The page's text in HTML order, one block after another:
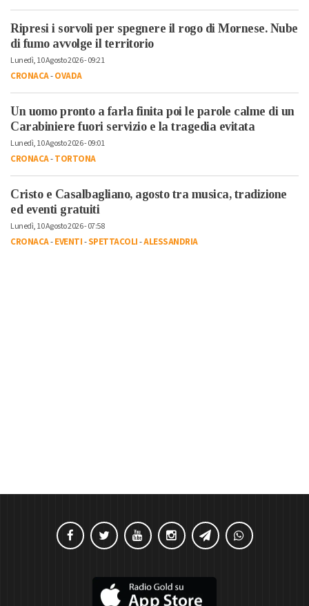
Ripresi i sorvoli per spegnere il rogo di Mornese. Nube
di fumo avvolge il territorio
Lunedì, 10 Agosto 2026 - 09:21
CRONACA-OVADA
Un uomo pronto a farla finita poi le parole calme di un
Carabiniere fuori servizio e la tragedia evitata
Lunedì, 10 Agosto 2026 - 09:01
CRONACA-TORTONA
Cristo e Casalbagliano, agosto tra musica, tradizione
ed eventi gratuiti
Lunedì, 10 Agosto 2026 - 07:58
CRONACA-EVENTI-SPETTACOLI-ALESSANDRIA